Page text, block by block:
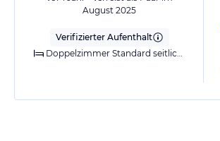
August 2025
Verifizierter Aufenthalt
Doppelzimmer Standard seitlichem Meerblick (Balkon)